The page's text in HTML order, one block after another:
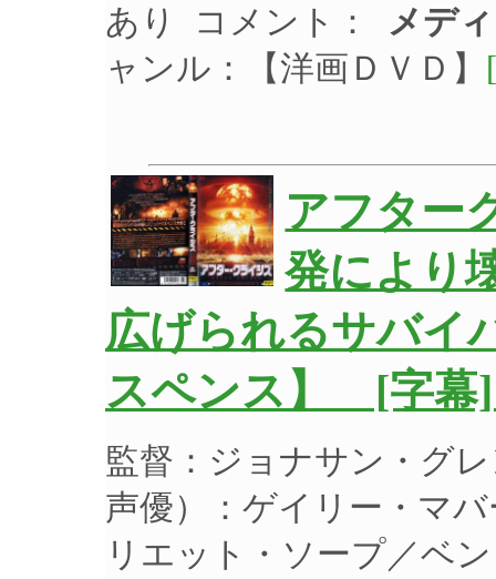
あり コメント：
メデ
ャンル：【洋画ＤＶＤ】
アフター
発により
広げられるサバイ
スペンス】 [字幕]
監督：ジョナサン・グ
声優）：ゲイリー・マ
リエット・ソープ／ベ